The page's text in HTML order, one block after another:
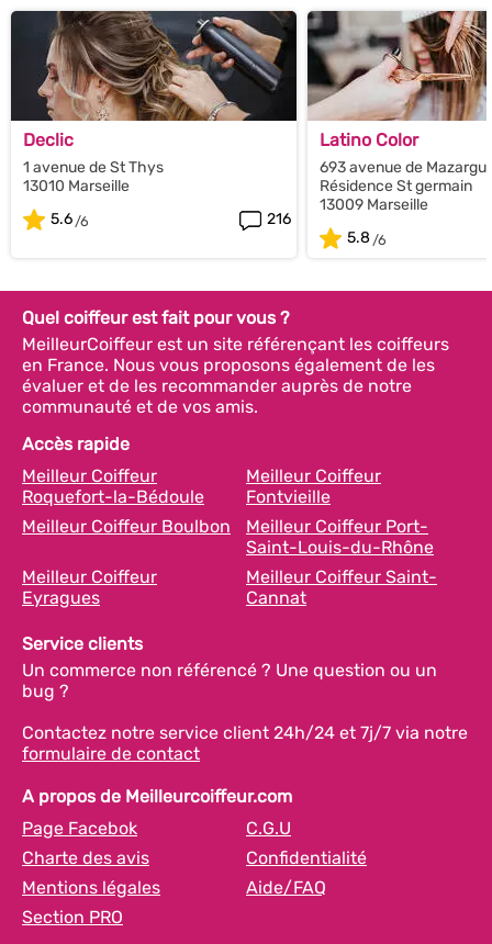
Declic
1 avenue de St Thys
13010 Marseille
5.6
216
Latino Color
693 avenue de
Résidence St germain
13009 Marseille
5.8
Quel coiffeur est fait pour vous ?
MeilleurCoiffeur est un site référençant les coiffeurs
en France. Nous vous proposons également de les
évaluer et de les recommander auprès de notre
communauté et de vos amis.
Accès rapide
Meilleur Coiffeur
Roquefort-la-Bédoule
Meilleur Coiffeur
Fontvieille
Meilleur Coiffeur Boulbon
Meilleur Coiffeur Port-
Saint-Louis-du-Rhône
Meilleur Coiffeur
Eyragues
Meilleur Coiffeur Saint-
Cannat
Service clients
Un commerce non référencé ? Une question ou un
bug ?
Contactez notre service client 24h/24 et 7j/7 via notre
formulaire de contact
A propos de Meilleurcoiffeur.com
Page Facebok
C.G.U
Charte des avis
Confidentialité
Mentions légales
Aide/FAQ
Section PRO